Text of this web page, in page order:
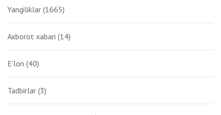
Yangiliklar (1665)
Axborot xabari (14)
E'lon (40)
Tadbirlar (3)